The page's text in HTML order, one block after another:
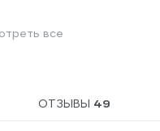
все
ОТЗЫВЫ 49